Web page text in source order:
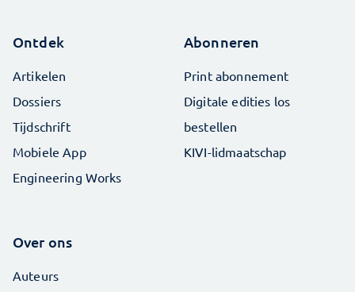
Ontdek
Artikelen
Dossiers
Tijdschrift
Mobiele App
Engineering Works
Abonneren
Print abonnement
Digitale edities los
bestellen
KIVI-lidmaatschap
Over ons
Auteurs